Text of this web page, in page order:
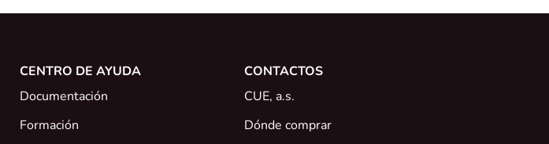
CENTRO DE AYUDA
Documentación
Formación
CONTACTOS
CUE, a.s.
Dónde comprar